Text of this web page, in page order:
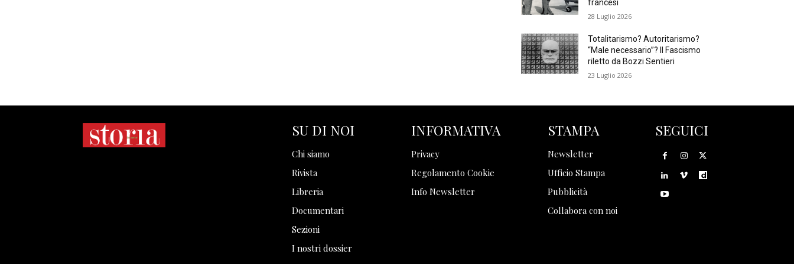
francesi
28 Luglio 2026
Totalitarismo? Autoritarismo?
“Male necessario”? Il Fascismo
riletto da Bozzi Sentieri
23 Luglio 2026
SU DI NOI
Chi siamo
Rivista
Libreria
Documentari
Sezioni
I nostri dossier
INFORMATIVA
Privacy
Regolamento Cookie
Info Newsletter
STAMPA
Newsletter
Ufficio Stampa
Pubblicità
Collabora con noi
SEGUICI